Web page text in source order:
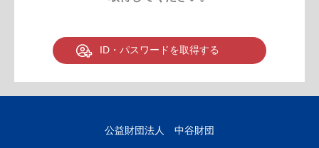
ID・パスワードを取得する
公益財団法人 中谷財団